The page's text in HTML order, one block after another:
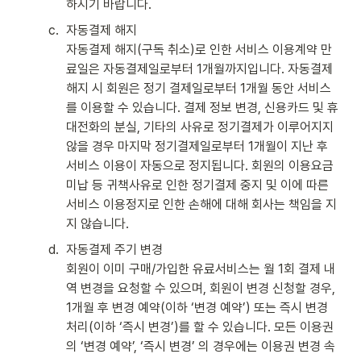
하시기 바랍니다.
c. 자동결제 해지
자동결제 해지(구독 취소)로 인한 서비스 이용계약 만
료일은 자동결제일로부터 1개월까지입니다. 자동결제
해지 시 회원은 정기 결제일로부터 1개월 동안 서비스
를 이용할 수 있습니다. 결제 정보 변경, 신용카드 및 휴
대전화의 분실, 기타의 사유로 정기결제가 이루어지지
않을 경우 마지막 정기결제일로부터 1개월이 지난 후
서비스 이용이 자동으로 정지됩니다. 회원의 이용요금
미납 등 귀책사유로 인한 정기결제 중지 및 이에 따른
서비스 이용정지로 인한 손해에 대해 회사는 책임을 지
지 않습니다.
d. 자동결제 주기 변경
회원이 이미 구매/가입한 유료서비스는 월 1회 결제 내
역 변경을 요청할 수 있으며, 회원이 변경 신청할 경우,
1개월 후 변경 예약(이하 ‘변경 예약’) 또는 즉시 변경
처리(이하 ‘즉시 변경’)를 할 수 있습니다. 모든 이용권
의 ‘변경 예약’, ‘즉시 변경’ 의 경우에는 이용권 변경 속